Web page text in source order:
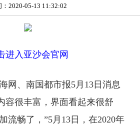
：2020-05-13 11:32:02
进入亚沙会官网
网、南国都市报5月13日消息
容很丰富，界面看起来很舒
流畅了，”5月13日，在2020年